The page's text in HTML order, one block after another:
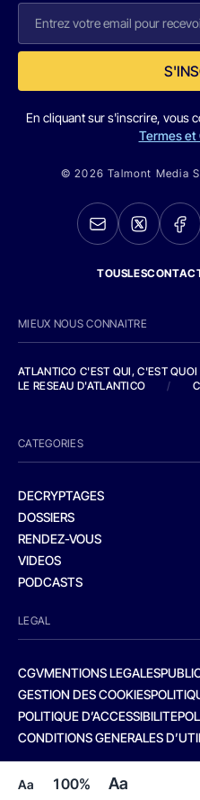
Aa 100% Aa
En cliquant sur s'inscrire, vous
Termes et
© 2026 Talmont Media
MIEUX NOUS CONNAITRE
ATLANTICO C'EST QUI, C'EST QUOI
LE RESEAU D'ATLANTICO
/
CATEGORIES
DECRYPTAGES
DOSSIERS
RENDEZ-VOUS
VIDEOS
PODCASTS
LEGAL
CGVMENTIONS LEGALES
GESTION DES COOKIES
POLITIQUE D’ACCESSIBILITE
CONDITIONS GENERALES